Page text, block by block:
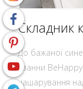
Складник
До бажаної
і ванни
нашарування